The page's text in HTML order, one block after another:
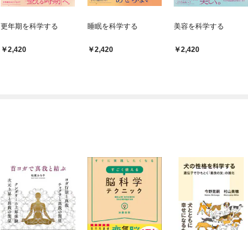
更年期を科学する
2,420
睡眠を科学する
2,420
美容を科学する
2,420